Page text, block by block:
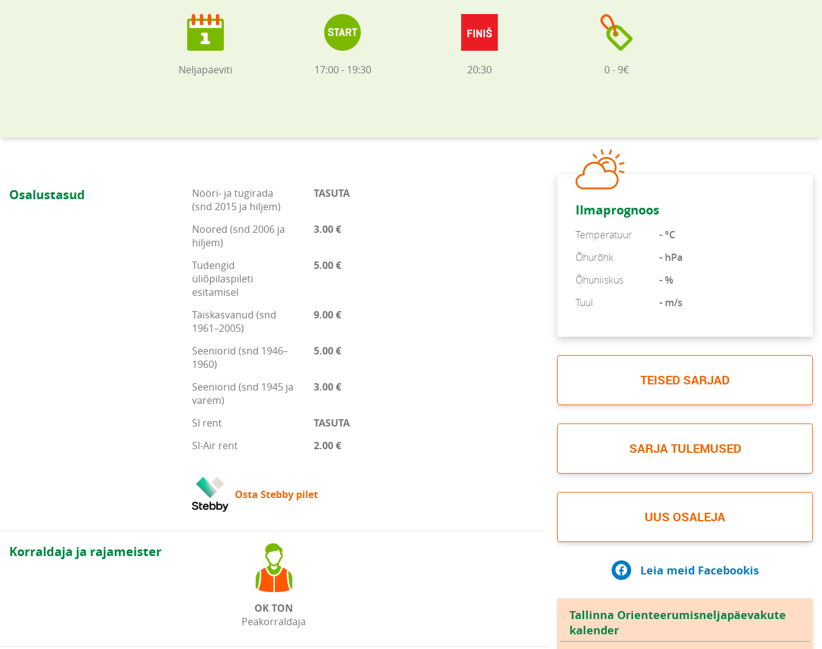
Neljapäeviti 17:00 - 19:30 20:30 0 - 9€
Osalustasud
Nööri- ja tugirada
(snd 2015 ja hiljem)
TASUTA
Noored (snd 2006 ja
hiljem)
3.00 €
Tudengid
üliõpilaspileti
esitamisel
5.00 €
Täiskasvanud (snd
1961–2005)
9.00 €
Seeniorid (snd 1946–
1960)
5.00 €
Seeniorid (snd 1945 ja
varem)
3.00 €
SI rent
TASUTA
SI-Air rent
2.00 €
Osta Stebby pilet
Korraldaja ja rajameister
OK TON
Peakorraldaja
Ilmaprognoos
Temperatuur
- °C
Õhurõhk
- hPa
Õhuniiskus
- %
Tuul
- m/s
TEISED SARJAD
SARJA TULEMUSED
UUS OSALEJA
Leia meid Facebookis
Tallinna Orienteerumisneljapäevakute
kalender